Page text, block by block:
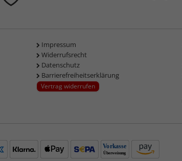
Impressum
Widerrufsrecht
Datenschutz
Barrierefreiheitserklärung
Vertrag widerrufen